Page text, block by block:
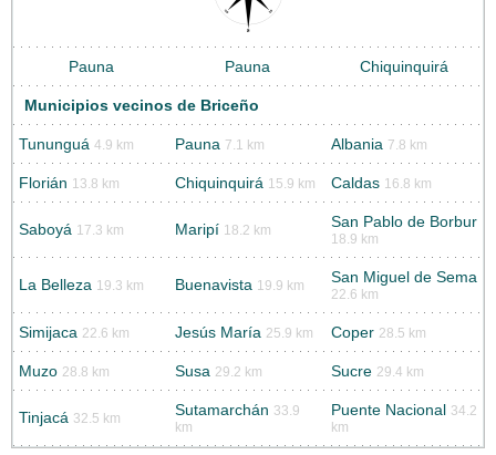
Pauna Pauna Chiquinquirá
Municipios vecinos de Briceño
Tununguá 4.9 km Pauna 7.1 km Albania 7.8 km
Florián 13.8 km Chiquinquirá 15.9 km Caldas 16.8 km
Saboyá 17.3 km Maripí 18.2 km San Pablo de Borbur
18.9 km
La Belleza 19.3 km Buenavista 19.9 km San Miguel de Sema
22.6 km
Simijaca 22.6 km Jesús María 25.9 km Coper 28.5 km
Muzo 28.8 km Susa 29.2 km Sucre 29.4 km
Tinjacá 32.5 km Sutamarchán 33.9
km
Puente Nacional
34.2
km